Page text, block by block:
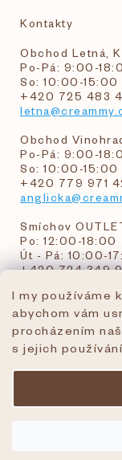
I my používáme
abychom vám
procházením
s jejich
Kontakty
Obchod Letná,
Po-Pá: 9:00-
So: 10:00-15:00
+420 725 483
Obchod
Po-Pá: 9:00-
So: 10:00-15:00
+420 779 971
Smíchov
Po: 12:00-18:00
Út - Pá: 10:00-
+420 724 349
tel:+420 724